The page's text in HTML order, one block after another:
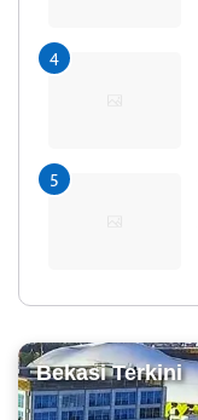
Bekasi Terkini